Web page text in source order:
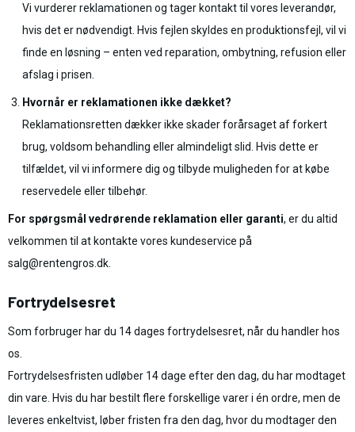
Vi vurderer reklamationen og tager kontakt til vores leverandør,
hvis det er nødvendigt. Hvis fejlen skyldes en produktionsfejl, vil vi
finde en løsning – enten ved reparation, ombytning, refusion eller
afslag i prisen.
Hvornår er reklamationen ikke dækket?
Reklamationsretten dækker ikke skader forårsaget af forkert
brug, voldsom behandling eller almindeligt slid. Hvis dette er
tilfældet, vil vi informere dig og tilbyde muligheden for at købe
reservedele eller tilbehør.
For spørgsmål vedrørende reklamation eller garanti, er du altid
velkommen til at kontakte vores kundeservice på
salg@rentengros.dk.
Fortrydelsesret
Som forbruger har du 14 dages fortrydelsesret, når du handler hos
os.
Fortrydelsesfristen udløber 14 dage efter den dag, du har modtaget
din vare. Hvis du har bestilt flere forskellige varer i én ordre, men de
leveres enkeltvist, løber fristen fra den dag, hvor du modtager den